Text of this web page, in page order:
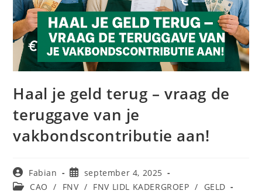
Haal je geld terug – vraag de
teruggave van je
vakbondscontributie aan!
Fabian
september 4, 2025
CAO
/ FNV / FNV LIDL KADERGROEP /
GELD